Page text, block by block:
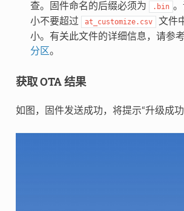
查。固件命名的后缀必须为
.bin
小不要超过
at_customize.csv
文件
小。有关此文件的详细信息，请参
分区。
获取 OTA 结果
如图，固件发送成功，将提示“升级成功